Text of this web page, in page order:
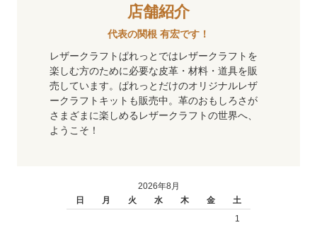
店舗紹介
代表の関根 有宏です！
レザークラフトぱれっとではレザークラフトを
楽しむ方のために必要な皮革・材料・道具を販
売しています。ぱれっとだけのオリジナルレザ
ークラフトキットも販売中。革のおもしろさが
さまざまに楽しめるレザークラフトの世界へ、
ようこそ！
2026年8月
日
月 火 水 木 金
土
1